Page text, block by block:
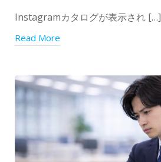
Instagramカタログが表示され […]
Read More